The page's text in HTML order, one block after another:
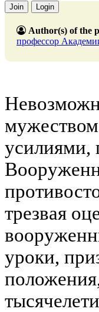
Join Login
Author(s) of the
профессор
усилиями,
трезвая
уроки,